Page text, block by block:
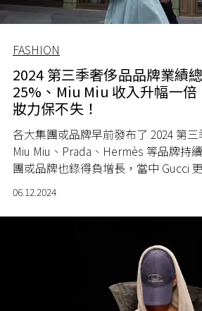
FASHION
2024 第三季奢侈品品牌業績
25%、Miu Miu 收入升幅一倍
妝力保不失！
各大集團或品牌早前發布了 2024 第
Miu Miu、Prada、Hermès 等品牌持
團或品牌也錄得負增長，當中 Gucci
06.12.2024